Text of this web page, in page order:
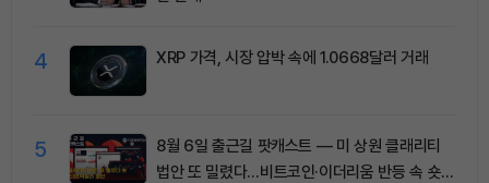
4 XRP 가격, 시장 압박 속에 1.0668달러 거래
5
8월 6일 출근길 팟캐스트 — 미 상원 클래리티
법안 또 밀렸다…비트코인·이더리움 반등 속 숏